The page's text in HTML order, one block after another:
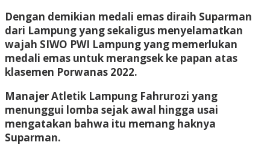
Dengan demikian medali emas diraih Suparman
dari Lampung yang sekaligus menyelamatkan
wajah SIWO PWI Lampung yang memerlukan
medali emas untuk merangsek ke papan atas
klasemen Porwanas 2022.
Manajer Atletik Lampung Fahrurozi yang
menunggui lomba sejak awal hingga usai
mengatakan bahwa itu memang haknya
Suparman.